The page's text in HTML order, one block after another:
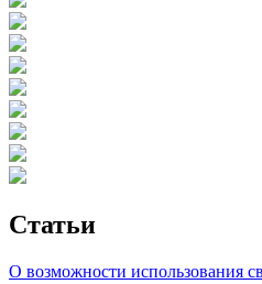
Статьи
О возможности использования